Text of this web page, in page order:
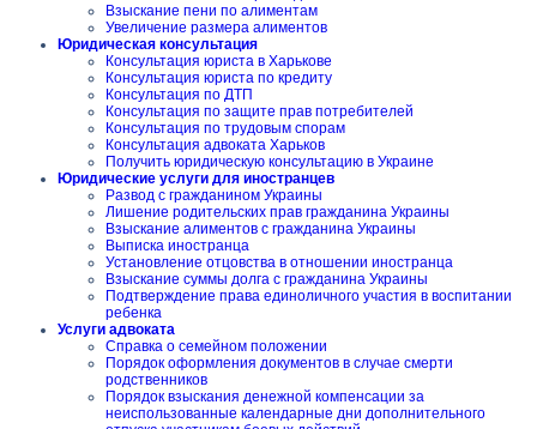
Взыскание пени по алиментам
Увеличение размера алиментов
Юридическая консультация
Консультация юриста в Харькове
Консультация юриста по кредиту
Консультация по ДТП
Консультация по защите прав потребителей
Консультация по трудовым спорам
Консультация адвоката Харьков
Получить юридическую консультацию в Украине
Юридические услуги для иностранцев
Развод с гражданином Украины
Лишение родительских прав гражданина Украины
Взыскание алиментов с гражданина Украины
Выписка иностранца
Установление отцовства в отношении иностранца
Взыскание суммы долга с гражданина Украины
Подтверждение права единоличного участия в воспитании
ребенка
Услуги адвоката
Справка о семейном положении
Порядок оформления документов в случае смерти
родственников
Порядок взыскания денежной компенсации за
неиспользованные календарные дни дополнительного